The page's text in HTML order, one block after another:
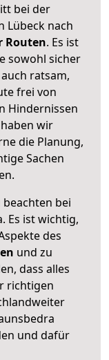
bei der
Lübeck nach
Routen. Es ist
sowohl sicher
ratsam,
frei von
Hindernissen
wir
die Planung,
Sachen
beachten bei
Es ist wichtig,
des
und zu
dass alles
richtigen
und dafür